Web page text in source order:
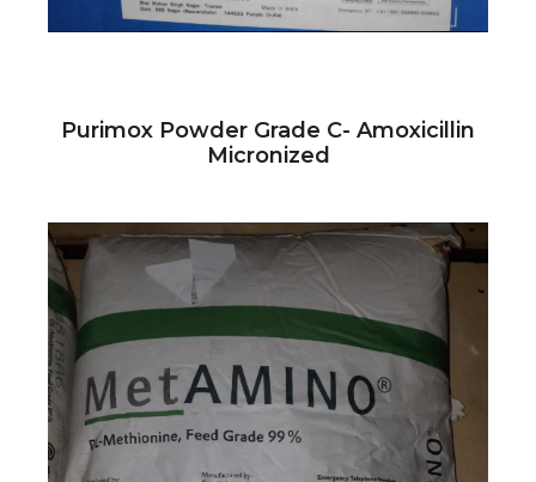
Purimox Powder Grade C- Amoxicillin
Micronized